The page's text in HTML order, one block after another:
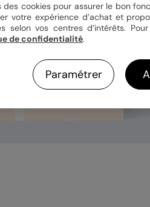
des cookies pour assurer le bon
votre expérience d’achat et
selon vos centres d’intérêts.
de confidentialité.
Paramétrer